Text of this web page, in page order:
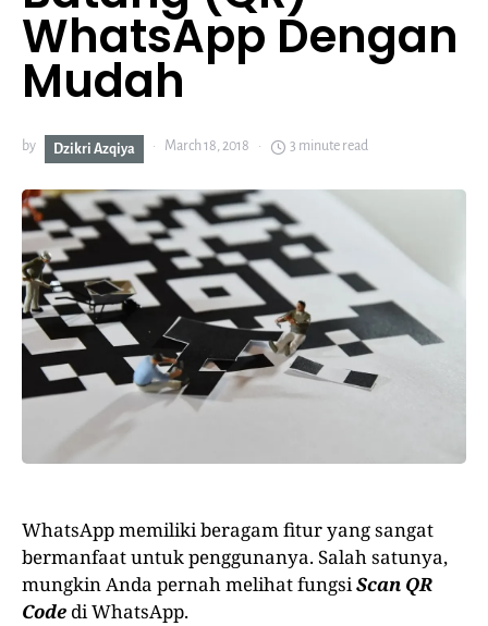
WhatsApp Dengan
Mudah
by Dzikri Azqiya March 18, 2018 3 minute read
WhatsApp memiliki beragam fitur yang sangat
bermanfaat untuk penggunanya. Salah satunya,
mungkin Anda pernah melihat fungsiScan QR
Code di WhatsApp.